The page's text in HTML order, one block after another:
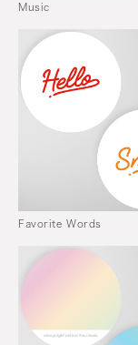
Music
Favorite Words